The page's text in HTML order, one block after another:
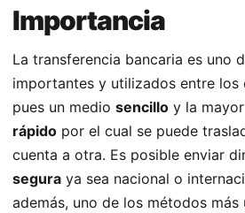
Importancia
La transferencia bancaria es uno
importantes y utilizados entre los
pues un medio sencillo y la
rápido por el cual se puede
cuenta a otra. Es posible enviar
segura ya sea nacional o
además, uno de los métodos